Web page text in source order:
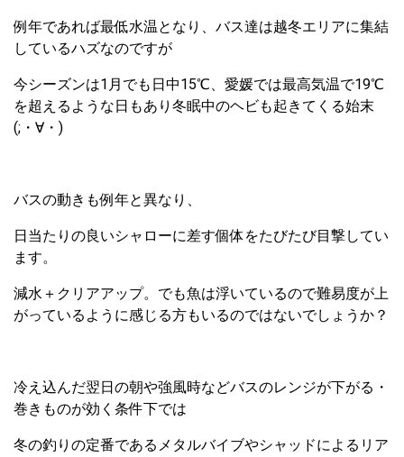
例年であれば最低水温となり、バス達は越冬エリアに集結
しているハズなのですが
今シーズンは1月でも日中15℃、愛媛では最高気温で19℃
を超えるような日もあり冬眠中のヘビも起きてくる始末
(;・∀・)
バスの動きも例年と異なり、
日当たりの良いシャローに差す個体をたびたび目撃してい
ます。
減水＋クリアアップ。でも魚は浮いているので難易度が上
がっているように感じる方もいるのではないでしょうか？
冷え込んだ翌日の朝や強風時などバスのレンジが下がる・
巻きものが効く条件下では
冬の釣りの定番であるメタルバイブやシャッドによるリア